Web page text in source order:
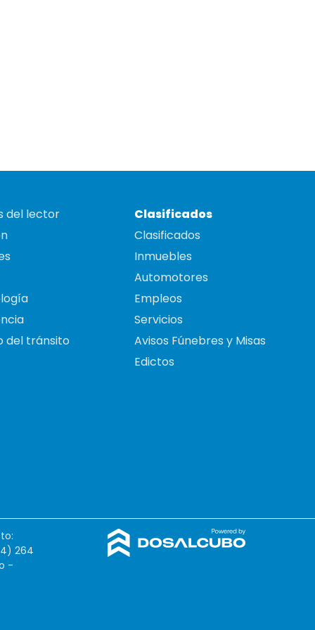
del lector
del tránsito
Clasificados
Clasificados
Inmuebles
Automotores
Empleos
Servicios
Avisos Fúnebres y Misas
Edictos
264
-